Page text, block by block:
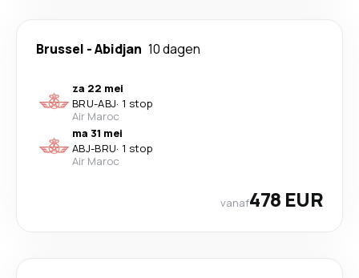
Brussel -Abidjan 10 dagen
za 22 mei
BRU-ABJ· 1 stop
Air Maroc
ma 31 mei
ABJ-BRU· 1 stop
Air Maroc
vanaf478 EUR